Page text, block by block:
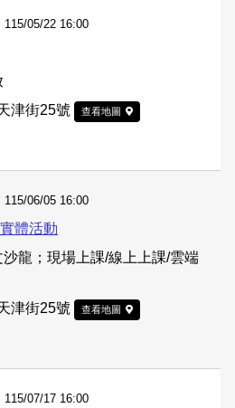
115/05/22 16:00
津街25號
查看地圖
115/06/05 16:00
體活動
沙龍；現場上課/線上上課/雲端
津街25號
查看地圖
115/07/17 16:00